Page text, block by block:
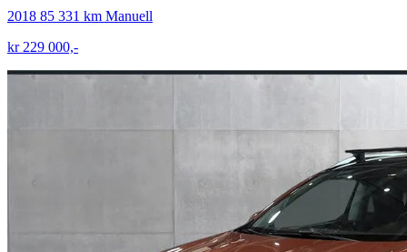
2018 85 331 km Manuell
kr 229 000,-